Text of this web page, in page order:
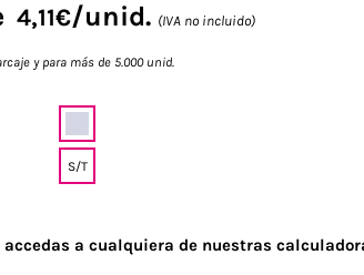
4,11€/unid. (IVA no incluido)
y para más de 5.000 unid.
S/T
accedas a cualquiera de nuestras